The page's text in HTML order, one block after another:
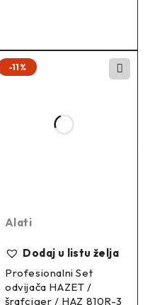
-11%
Alati
Dodaj u listu želja
Profesionalni Set
odvijača HAZET /
šrafciger / HAZ 810R-3